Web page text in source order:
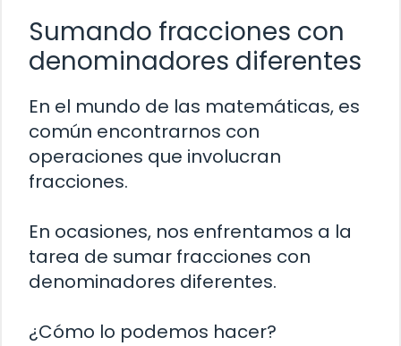
Sumando fracciones con
denominadores diferentes
En el mundo de las matemáticas, es
común encontrarnos con
operaciones que involucran
fracciones.
En ocasiones, nos enfrentamos a la
tarea de sumar fracciones con
denominadores diferentes.
¿Cómo lo podemos hacer?